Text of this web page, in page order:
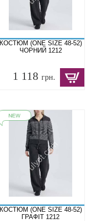
КОСТЮМ (ONE SIZE 48-52)
ЧОРНИЙ 1212
1 118 грн.
КОСТЮМ (ONE SIZE 48-52)
ГРАФІТ 1212